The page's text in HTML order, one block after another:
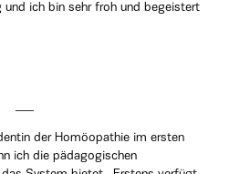
und ich bin sehr froh und begeistert
der Homöopathie im ersten
ich die pädagogischen